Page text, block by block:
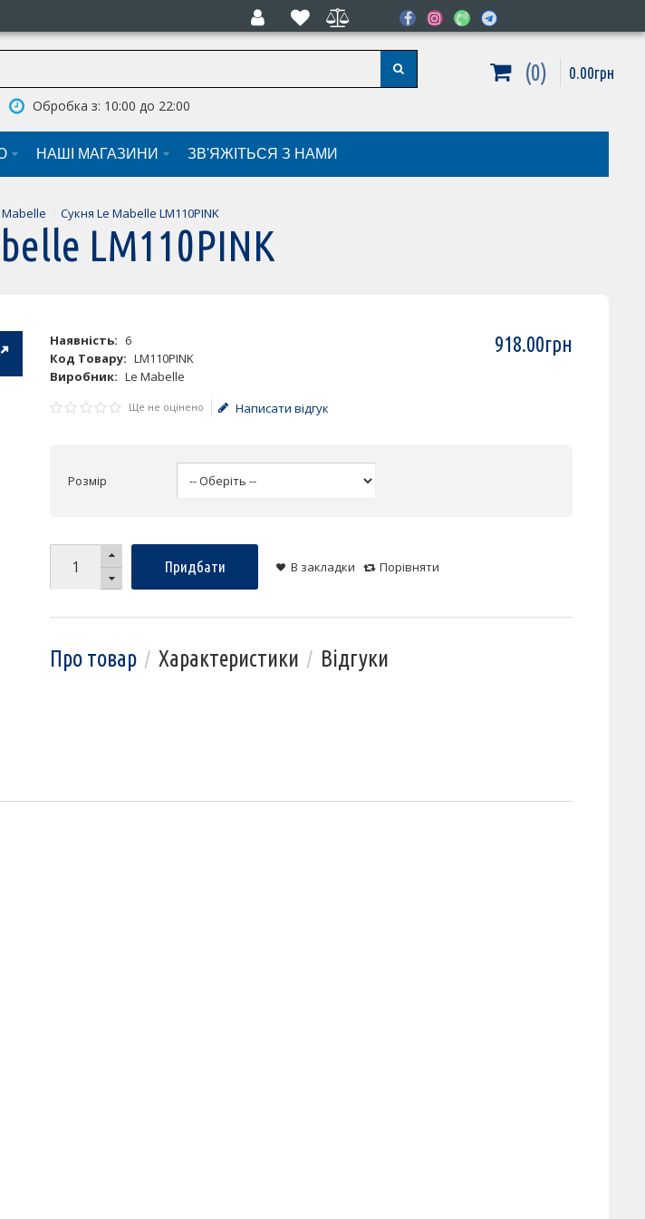
Обробка з: 10:00 до 22:00
0 0.00грн
НАШI МАГАЗИНИ ЗВ'ЯЖІТЬСЯ З НАМИ
Mabelle Сукня Le Mabelle LM110PINK
LM110PINK
Наявність: 6
Код Товару: LM110PINK
Виробник: Le Mabelle
918.00грн
Ще не оцінено Написати відгук
Розмір
Придбати В закладки Порівняти
Про товар Характеристики Відгуки